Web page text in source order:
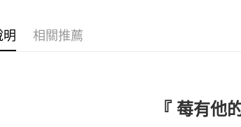
明 相關推薦
『 莓有他